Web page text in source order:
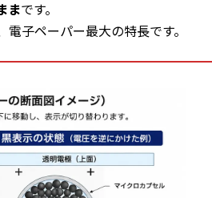
まです。
電子ペーパー最大の特長です。